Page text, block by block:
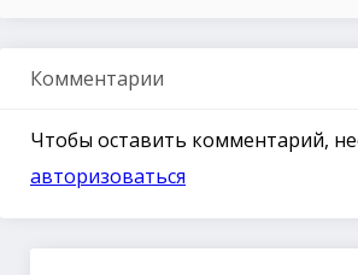
Комментарии
Чтобы оставить комментарий,
авторизоваться